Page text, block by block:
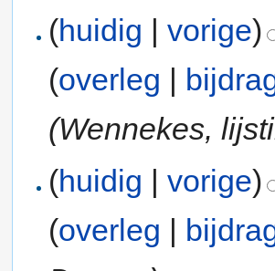
(huidig |vorige)
(overleg |
(Wennekes,
(huidig |vorige)
(overleg